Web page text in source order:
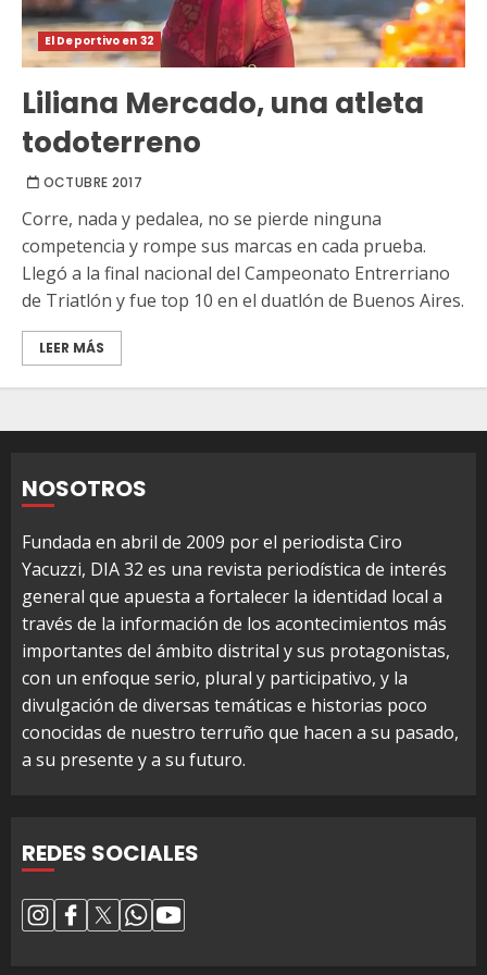
El Deportivo en 32
Liliana Mercado, una atleta
todoterreno
OCTUBRE 2017
Corre, nada y pedalea, no se pierde ninguna
competencia y rompe sus marcas en cada prueba.
Llegó a la final nacional del Campeonato Entrerriano
de Triatlón y fue top 10 en el duatlón de Buenos Aires.
LEER MÁS
NOSOTROS
Fundada en abril de 2009 por el periodista Ciro
Yacuzzi, DIA 32 es una revista periodística de interés
general que apuesta a fortalecer la identidad local a
través de la información de los acontecimientos más
importantes del ámbito distrital y sus protagonistas,
con un enfoque serio, plural y participativo, y la
divulgación de diversas temáticas e historias poco
conocidas de nuestro terruño que hacen a su pasado,
a su presente y a su futuro.
REDES SOCIALES